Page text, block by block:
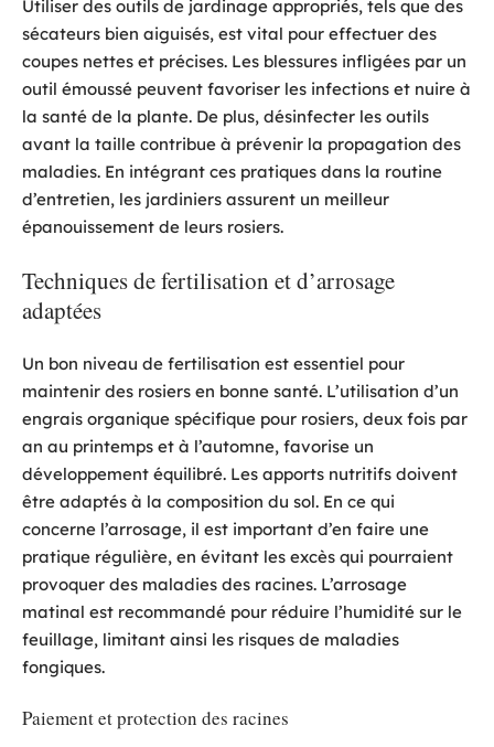
Utiliser des outils de jardinage appropriés, tels que des
sécateurs bien aiguisés, est vital pour effectuer des
coupes nettes et précises. Les blessures infligées par un
outil émoussé peuvent favoriser les infections et nuire à
la santé de la plante. De plus, désinfecter les outils
avant la taille contribue à prévenir la propagation des
maladies. En intégrant ces pratiques dans la routine
d’entretien, les jardiniers assurent un meilleur
épanouissement de leurs rosiers.
Techniques de fertilisation et d’arrosage
adaptées
Un bon niveau de fertilisation est essentiel pour
maintenir des rosiers en bonne santé. L’utilisation d’un
engrais organique spécifique pour rosiers, deux fois par
an au printemps et à l’automne, favorise un
développement équilibré. Les apports nutritifs doivent
être adaptés à la composition du sol. En ce qui
concerne l’arrosage, il est important d’en faire une
pratique régulière, en évitant les excès qui pourraient
provoquer des maladies des racines. L’arrosage
matinal est recommandé pour réduire l’humidité sur le
feuillage, limitant ainsi les risques de maladies
fongiques.
Paiement et protection des racines